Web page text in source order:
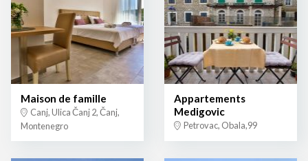
Maison de famille
Canj, Ulica Čanj 2, Čanj,
Montenegro
Appartements
Medigovic
Petrovac, Obala,99